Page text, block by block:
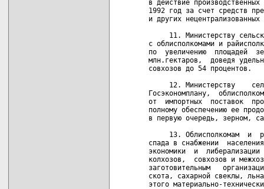
в действие
1992 год за счет средств
и других
11. Министерству
с облисполкомами и
по  увеличению  площадей
млн.гектаров,  доведя
совхозов до 54 процентов.
12. Министерству
Госэкономплану,
от  импортных  поставок
полному обеспечению ее
в первую очередь, зерном,
13. Облисполкомам  и
спада в снабжении
экономики  и
колхозов,  совхозов и
заготовительным
скота, сахарной свеклы,
этого материально-